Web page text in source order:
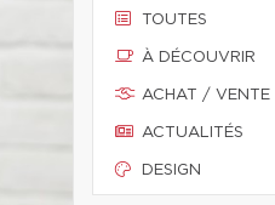
TOUTES
À DÉCOUVRIR
ACHAT / VENTE
ACTUALITÉS
DESIGN